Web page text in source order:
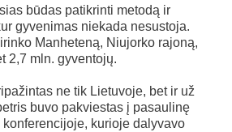
būdas patikrinti metodą ir
gyvenimas niekada nesustoja.
Manheteną, Niujorko rajoną,
2,7 mln. gyventojų.
ne tik Lietuvoje, bet ir už
buvo pakviestas į pasaulinę
konferencijoje, kurioje dalyvavo